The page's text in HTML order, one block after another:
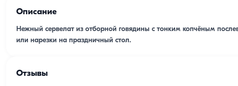
Описание
Нежный сервелат из отборной говядины с тонким копчёным
или нарезки на праздничный стол.
Отзывы